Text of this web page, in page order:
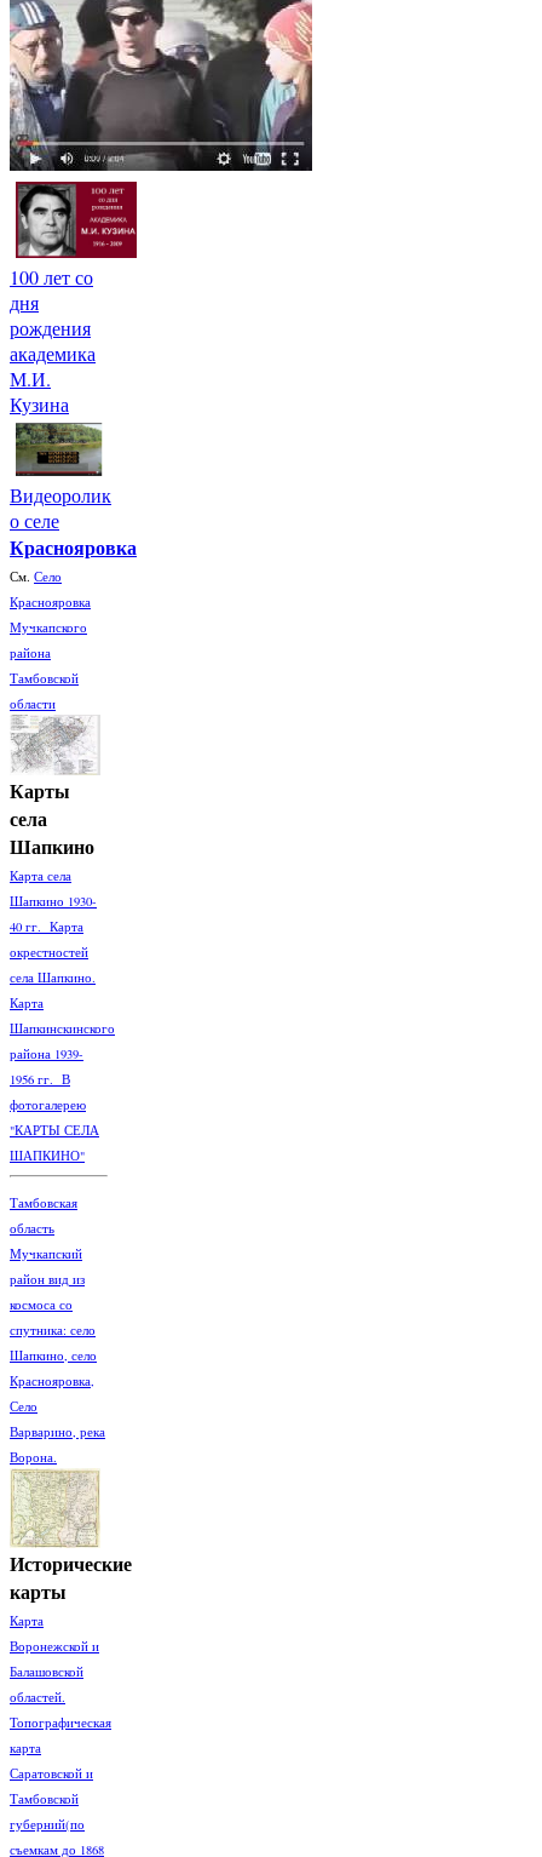
100 лет со
дня
рождения
академика
М.И.
Кузина
Видеоролик
о селе
Краснояровка
См. Село
Краснояровка
Мучкапского
района
Тамбовской
области
Карты
села
Шапкино
Карта села
Шапкино 1930-
40 гг. Карта
окрестностей
села Шапкино.
Карта
Шапкинскинского
района 1939-
1956 гг. В
фотогалерею
"КАРТЫ СЕЛА
ШАПКИНО"
Тамбовская
область
Мучкапский
район вид из
космоса со
спутника: село
Шапкино, село
Краснояровка,
Село
Варварино, река
Ворона.
Исторические
карты
Карта
Воронежской и
Балашовской
областей.
Топографическая
карта
Саратовской и
Тамбовской
губерний(по
съемкам до 1868